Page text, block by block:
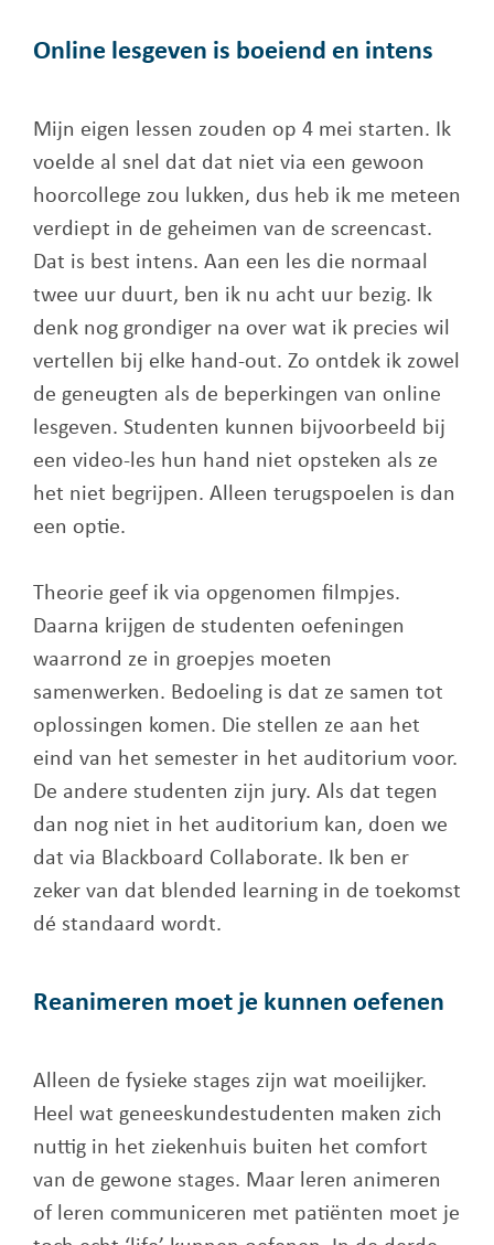
Online lesgeven is boeiend en intens
Mijn eigen lessen zouden op 4 mei starten. Ik
voelde al snel dat dat niet via een gewoon
hoorcollege zou lukken, dus heb ik me meteen
verdiept in de geheimen van de screencast.
Dat is best intens. Aan een les die normaal
twee uur duurt, ben ik nu acht uur bezig. Ik
denk nog grondiger na over wat ik precies wil
vertellen bij elke hand-out. Zo ontdek ik zowel
de geneugten als de beperkingen van online
lesgeven. Studenten kunnen bijvoorbeeld bij
een video-les hun hand niet opsteken als ze
het niet begrijpen. Alleen terugspoelen is dan
een optie.
Theorie geef ik via opgenomen filmpjes.
Daarna krijgen de studenten oefeningen
waarrond ze in groepjes moeten
samenwerken. Bedoeling is dat ze samen tot
oplossingen komen. Die stellen ze aan het
eind van het semester in het auditorium voor.
De andere studenten zijn jury. Als dat tegen
dan nog niet in het auditorium kan, doen we
dat via Blackboard Collaborate. Ik ben er
zeker van dat blended learning in de toekomst
dé standaard wordt.
Reanimeren moet je kunnen oefenen
Alleen de fysieke stages zijn wat moeilijker.
Heel wat geneeskundestudenten maken zich
nuttig in het ziekenhuis buiten het comfort
van de gewone stages. Maar leren animeren
of leren communiceren met patiënten moet je